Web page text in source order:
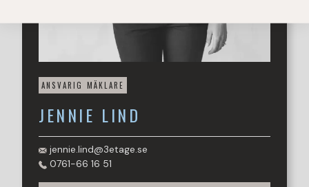
För dig som söker ett hem att sätta din egen prägel på är
detta ett tillfälle du inte vill missa - bostäder som denna
ANSVARIG MÄKLARE
JENNIE LIND
jennie.lind@3etage.se
0761-66 16 51